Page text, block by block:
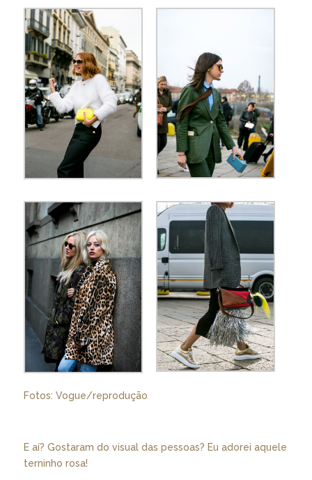
Fotos: Vogue/reprodução
E aí? Gostaram do visual das pessoas? Eu adorei aquele
terninho rosa!